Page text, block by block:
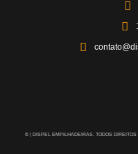
© | DISPEL EMPILHADEIRAS. TODOS